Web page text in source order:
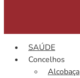
SAÚDE
Concelhos
Alcobaça